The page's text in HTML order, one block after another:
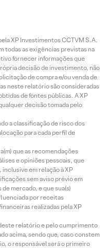
XP Investimentos CCTVM S.A.
todas as exigências previstas na
fornecer informações que
decisão de investimento, não
de compra e/ou venda de
neste relatório são consideradas
de fontes públicas. A XP
decisão tomada pelo
a classificação de risco dos
para cada perfil de
que as recomendações
e opiniões pessoais, que
em relação à XP
sem aviso prévio em
mercado, e que sua(s)
por receitas
realizadas pela XP
relatório e pelo cumprimento
acima, sendo que, caso constem
o responsável será o primeiro